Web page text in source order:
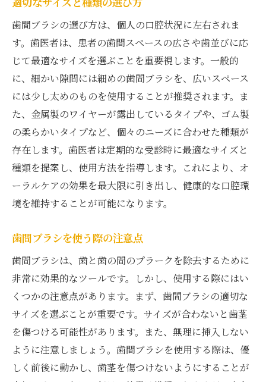
歯間ブラシの選び方は、個人の口腔状況に左右されま
す。歯医者は、患者の歯間スペースの広さや歯並びに応
じて最適なサイズを選ぶことを重要視します。一般的
に、細かい隙間には細めの歯間ブラシを、広いスペース
には少し太めのものを使用することが推奨されます。ま
た、金属製のワイヤーが露出しているタイプや、ゴム製
の柔らかいタイプなど、個々のニーズに合わせた種類が
存在します。歯医者は定期的な受診時に最適なサイズと
種類を提案し、使用方法を指導します。これにより、オ
ーラルケアの効果を最大限に引き出し、健康的な口腔環
境を維持することが可能になります。
歯間ブラシを使う際の注意点
歯間ブラシは、歯と歯の間のプラークを除去するために
非常に効果的なツールです。しかし、使用する際にはい
くつかの注意点があります。まず、歯間ブラシの適切な
サイズを選ぶことが重要です。サイズが合わないと歯茎
を傷つける可能性があります。また、無理に挿入しない
ように注意しましょう。歯間ブラシを使用する際は、優
しく前後に動かし、歯茎を傷つけないようにすることが